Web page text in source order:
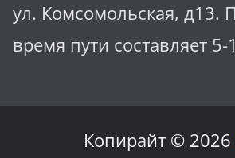
ул. Комсомольская, д13.
время пути составляет
Копирайт © 2026